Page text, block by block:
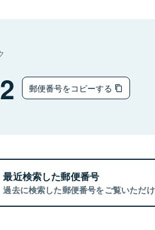
郵便番号をコピーする
最近検索した郵便番号
過去に検索した郵便番号をご覧いただけ